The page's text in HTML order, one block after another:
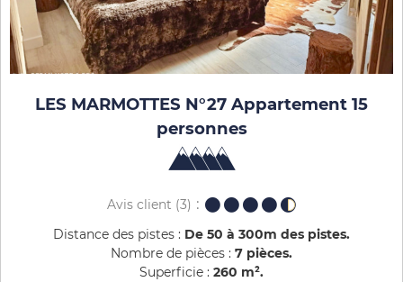
LES MARMOTTES N°27 Appartement 15
personnes
Avis client (3)
Distance des pistes : De 50 à 300m des pistes
Nombre de pièces : 7 pièces
Superficie : 260 m²